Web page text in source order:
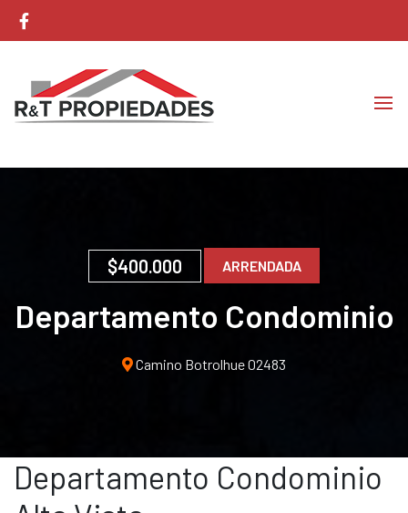
$400.000 ARRENDADA
Departamento Condominio
Alta Vista
Camino Botrolhue 02483
Departamento Condominio